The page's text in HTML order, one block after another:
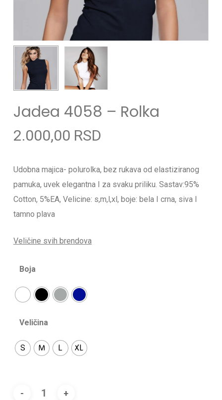
Jadea 4058 – Rolka
2.000,00 RSD
Udobna majica- polurolka, bez rukava od elastiziranog
pamuka, uvek elegantna I za svaku priliku. Sastav:95%
Cotton, 5%EA, Velicine: s,m,l,xl, boje: bela I crna, siva I
tamno plava
Veličine svih brendova
Boja
Veličina
S M L XL